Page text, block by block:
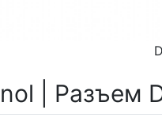
| Разъем